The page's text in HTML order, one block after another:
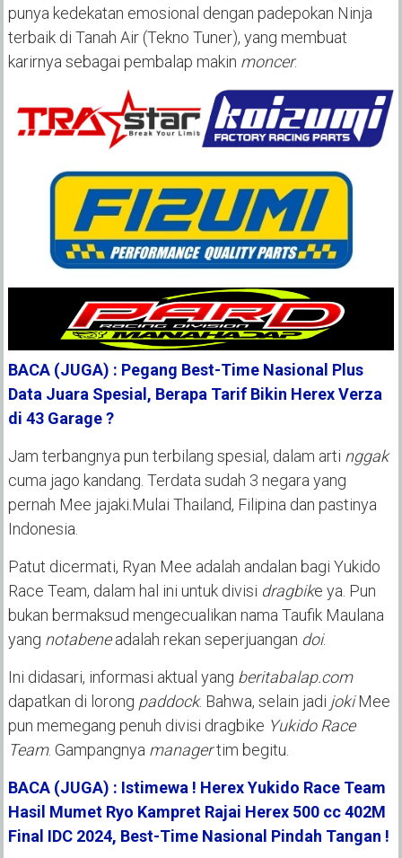
punya kedekatan emosional dengan padepokan Ninja
terbaik di Tanah Air (Tekno Tuner), yang membuat
karirnya sebagai pembalap makin moncer.
BACA (JUGA) : Pegang Best-Time Nasional Plus
Data Juara Spesial, Berapa Tarif Bikin Herex Verza
di 43 Garage ?
Jam terbangnya pun terbilang spesial, dalam arti nggak
cuma jago kandang. Terdata sudah 3 negara yang
pernah Mee jajaki.Mulai Thailand, Filipina dan pastinya
Indonesia.
Patut dicermati, Ryan Mee adalah andalan bagi Yukido
Race Team, dalam hal ini untuk divisi dragbike ya. Pun
bukan bermaksud mengecualikan nama Taufik Maulana
yang notabeneadalah rekan seperjuangan doi.
Ini didasari, informasi aktual yang beritabalap.com
dapatkan di lorong paddock. Bahwa, selain jadi jokiMee
pun memegang penuh divisi dragbike Yukido Race
Team. Gampangnya managertim begitu.
BACA (JUGA) : Istimewa ! Herex Yukido Race Team
Hasil Mumet Ryo Kampret Rajai Herex 500 cc 402M
Final IDC 2024, Best-Time Nasional Pindah Tangan !